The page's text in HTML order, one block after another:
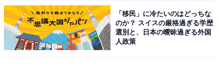
夜景が美しいと思う「栃木県の温泉地」ランキ
ング！ 2位「那須湯本温泉」を抑えた1位は？
【2025年調査】
「移民」に冷たいのはどっちな
のか？ スイスの厳格過ぎる学歴
選別と、日本の曖昧過ぎる外国
人政策